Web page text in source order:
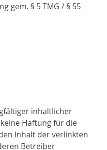
gem. § 5 TMG / § 55
inhaltlicher
Haftung für die
Inhalt der verlinkten
Betreiber